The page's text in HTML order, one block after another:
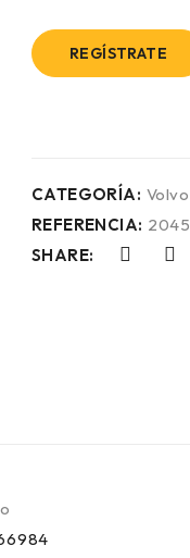
REGÍSTRATE
CATEGORÍA: Volvo
REFERENCIA:
SHARE: